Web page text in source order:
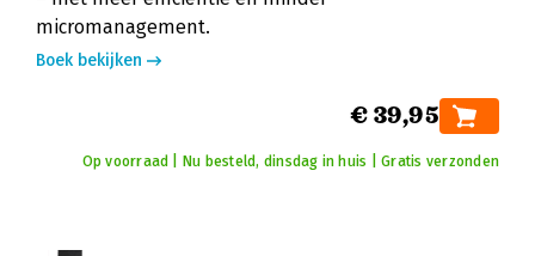
micromanagement.
Boek bekijken
€ 39,95
Op voorraad | Nu besteld, dinsdag in huis | Gratis verzonden